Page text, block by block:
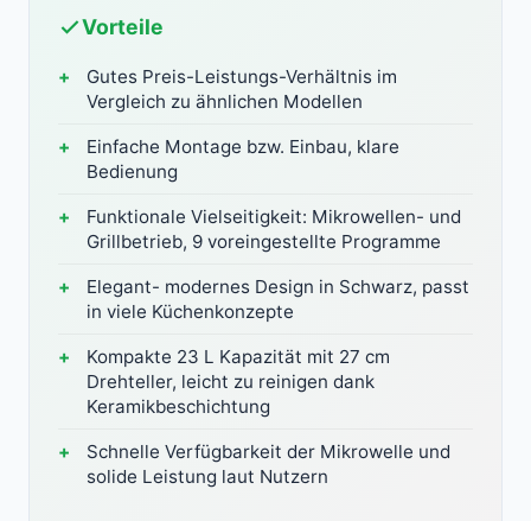
Vorteile
Gutes Preis-Leistungs-Verhältnis im
Vergleich zu ähnlichen Modellen
Einfache Montage bzw. Einbau, klare
Bedienung
Funktionale Vielseitigkeit: Mikrowellen- und
Grillbetrieb, 9 voreingestellte Programme
Elegant- modernes Design in Schwarz, passt
in viele Küchenkonzepte
Kompakte 23 L Kapazität mit 27 cm
Drehteller, leicht zu reinigen dank
Keramikbeschichtung
Schnelle Verfügbarkeit der Mikrowelle und
solide Leistung laut Nutzern